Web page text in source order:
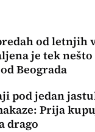
od letnjih
je tek nešto
Beograda
pod jedan
Prija
drago